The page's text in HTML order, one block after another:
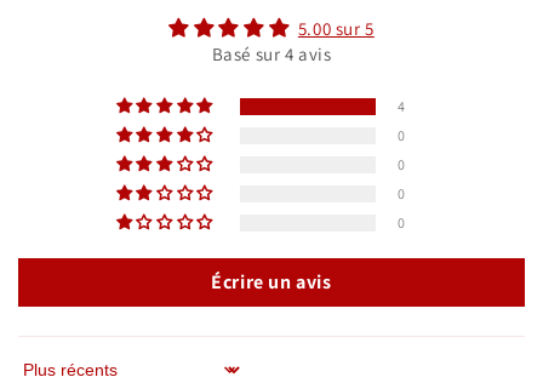
5.00 sur 5
Basé sur 4 avis
4
0
0
0
0
Écrire un avis